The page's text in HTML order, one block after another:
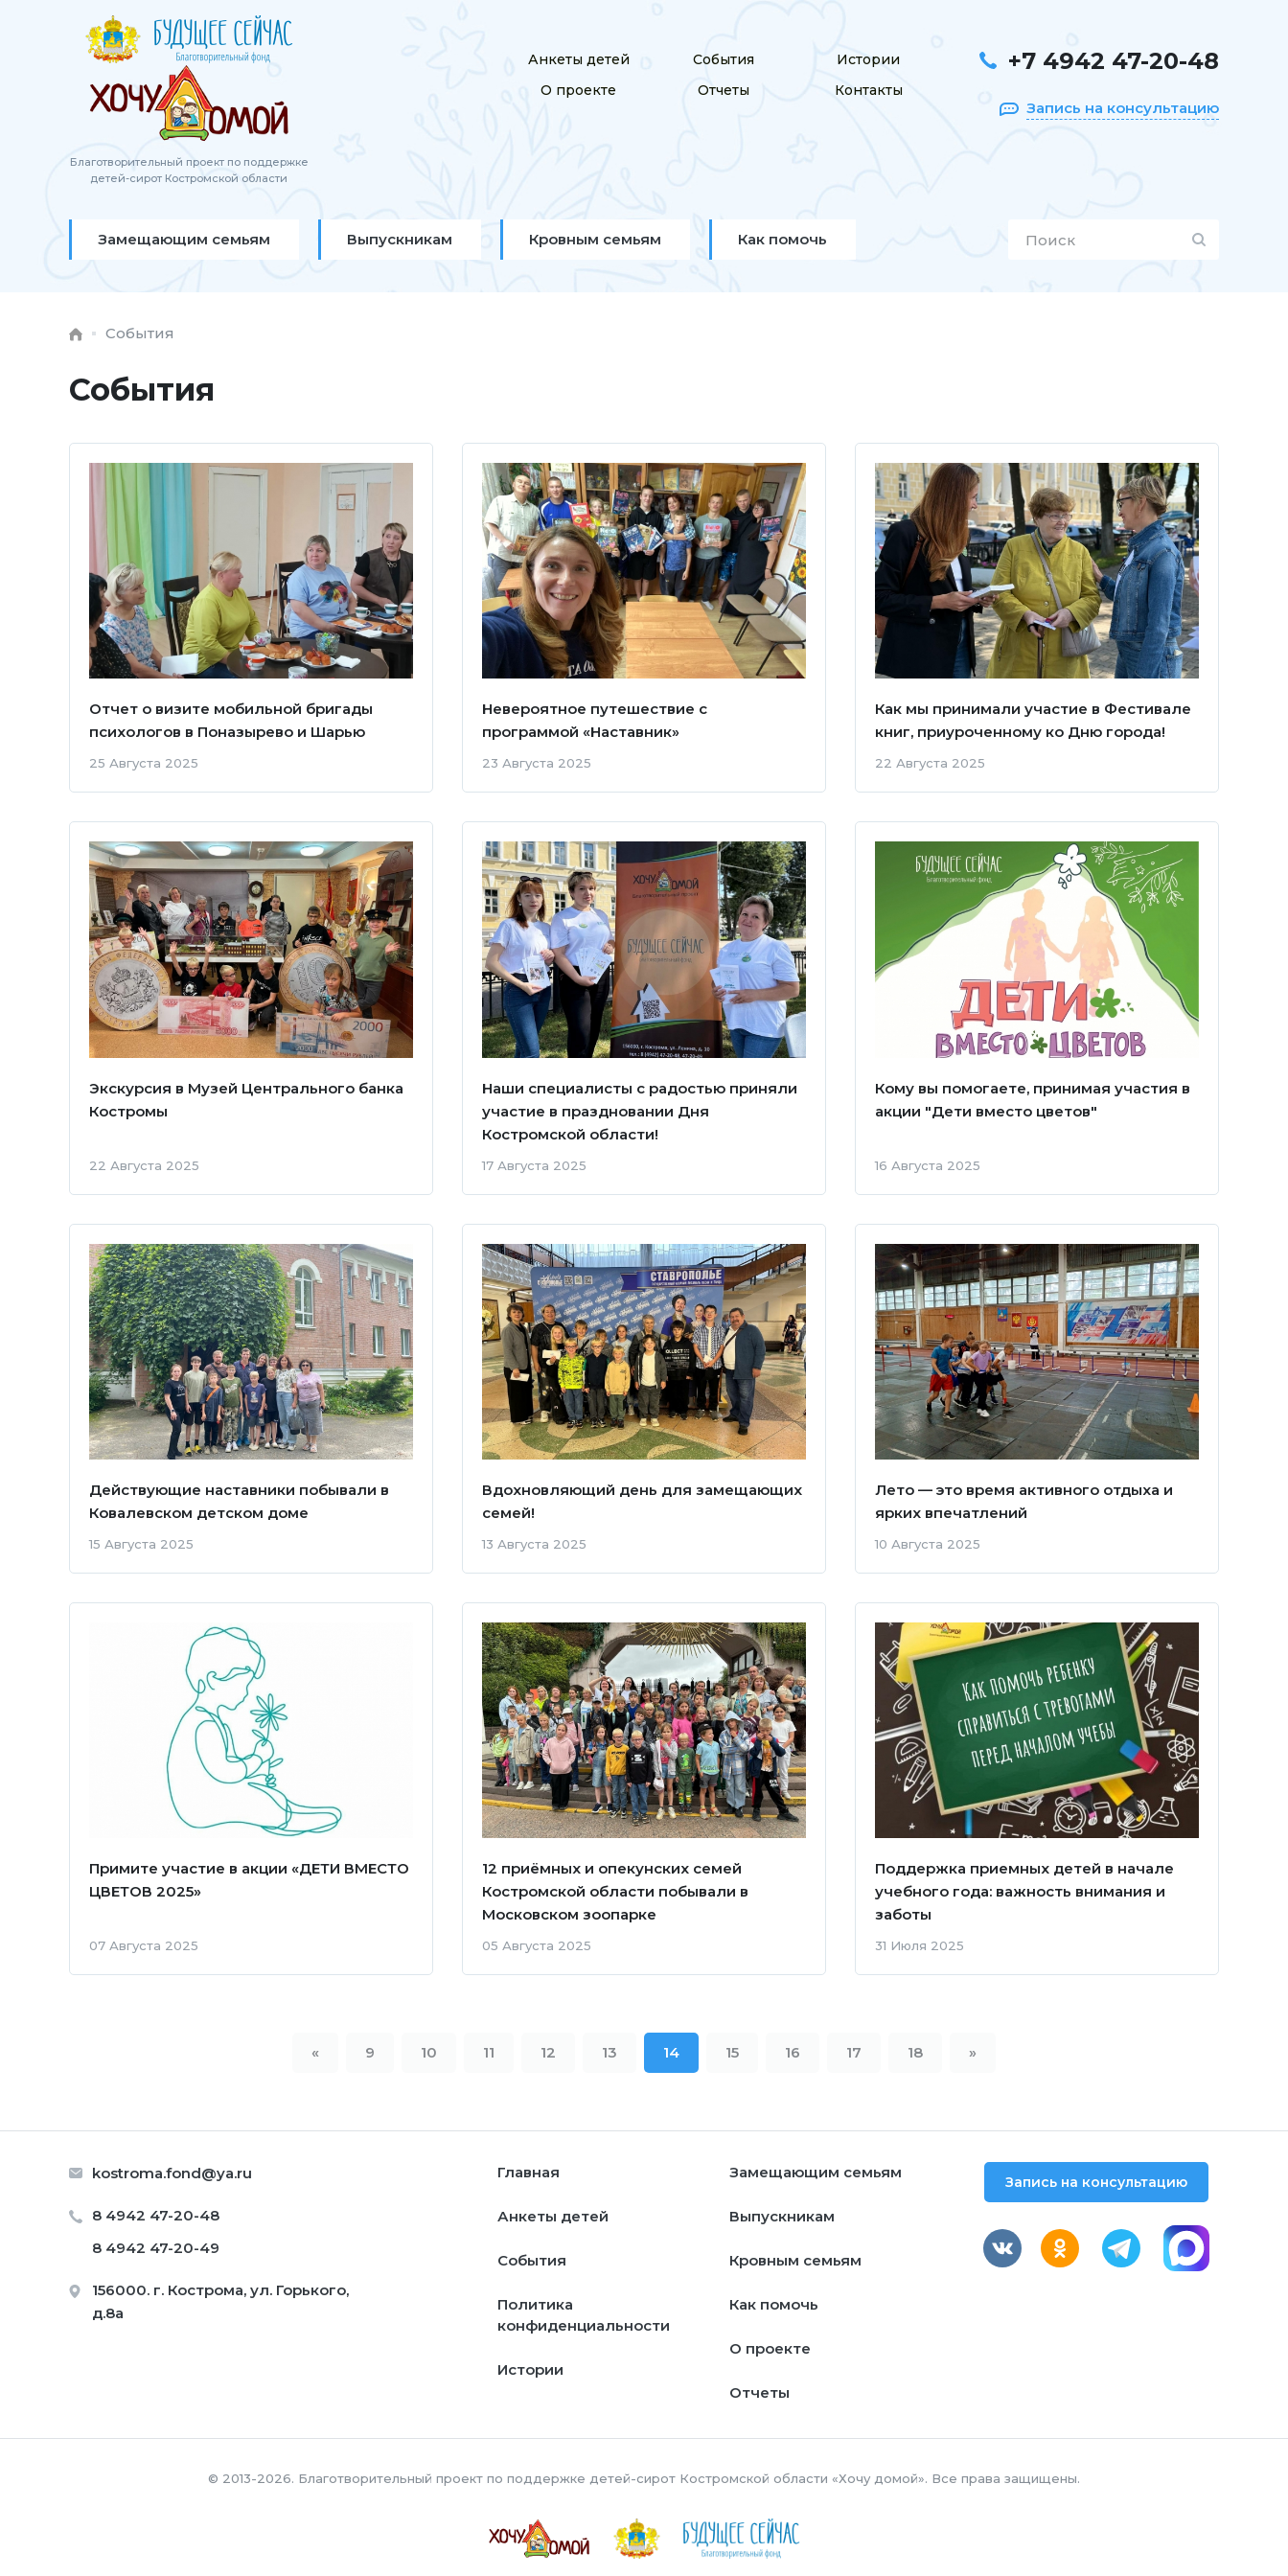
Благотворительный проект по поддержке
детей-сирот Костромской области
Анкеты детей События
Истории
О проекте
Отчеты Контакты
+7 4942 47-20-48
Запись на консультацию
Замещающим семьям Выпускникам Кровным семьям Как помочь
События
События
Отчет о визите мобильной бригады
психологов в Поназырево и Шарью
25 Августа 2025
Невероятное путешествие с
программой «Наставник»
23 Августа 2025
Как мы принимали участие в Фестивале
книг, приуроченному ко Дню города!
22 Августа 2025
Экскурсия в Музей Центрального банка
Костромы
22 Августа 2025
Наши специалисты с радостью приняли
участие в праздновании Дня
Костромской области!
17 Августа 2025
Кому вы помогаете, принимая участия в
акции "Дети вместо цветов"
16 Августа 2025
Действующие наставники побывали в
Ковалевском детском доме
15 Августа 2025
Вдохновляющий день для замещающих
семей!
13 Августа 2025
Лето — это время активного отдыха и
ярких впечатлений
10 Августа 2025
Примите участие в акции «ДЕТИ ВМЕСТО
ЦВЕТОВ 2025»
07 Августа 2025
12 приёмных и опекунских семей
Костромской области побывали в
Московском зоопарке
05 Августа 2025
Поддержка приемных детей в начале
учебного года: важность внимания и
заботы
31 Июля 2025
« 9 10 11 12 13 14 15 16 17 18 »
kostroma.fond@ya.ru
8 4942 47-20-48
8 4942 47-20-49
156000. г. Кострома, ул. Горького,
д.8а
Главная
Анкеты детей
События
Политика
конфиденциальности
Истории
Замещающим семьям
Выпускникам
Кровным семьям
Как помочь
О проекте
Отчеты
Запись на консультацию
© 2013-2026. Благотворительный проект по поддержке детей-сирот Костромской области «Хочу домой». Все права защищены.